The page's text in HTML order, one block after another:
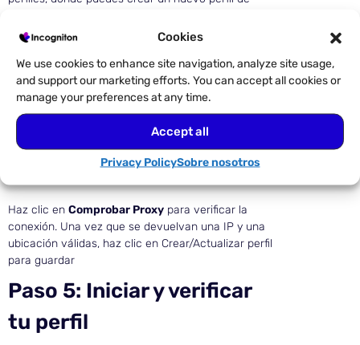
Cookies
We use cookies to enhance site navigation, analyze site usage,
and support our marketing efforts. You can accept all cookies or
manage your preferences at any time.
Accept all
Privacy PolicySobre nosotros
En la configuración del perfil, abre la sección Proxy
Protocolo: HTTP, HTTPS o SOCKS5
Host: tu punto final Evomi (por ejemplo,
rp.evomi.com)
Puerto: que coincida con el protocolo
seleccionado
Nombre de usuario y contraseña del panel de
Haz clic en Comprobar Proxy para verificar la
conexión. Una vez que se devuelvan una IP y una
ubicación válidas, haz clic en Crear/Actualizar perfil
para guardar
Paso 5: Iniciar y verificar
tu perfil